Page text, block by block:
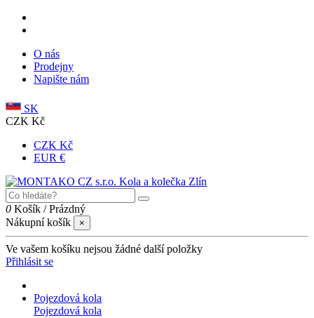
O nás
Prodejny
Napište nám
SK
CZK Kč
CZK Kč
EUR €
0 Košík /Prázdný
Nákupní košík
×
Ve vašem košíku nejsou žádné další položky
Přihlásit se
Pojezdová kola
Pojezdová kola